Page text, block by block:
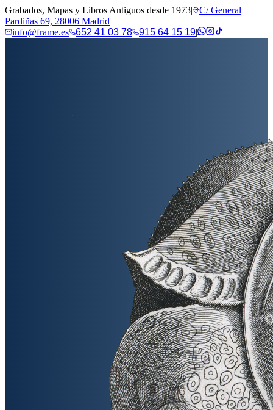
Grabados, Mapas y Libros Antiguos desde 1973|
C/ General
Pardiñas 69, 28006 Madrid
info@frame.es
652 41 03 78 915 64 15 19|